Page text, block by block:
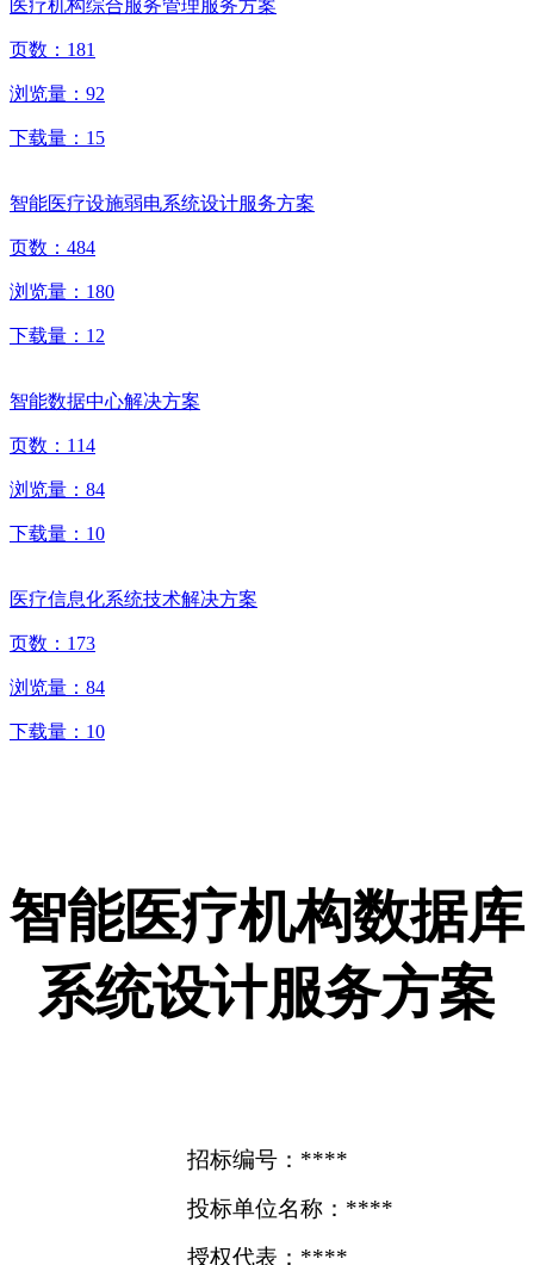
医疗机构综合服务管理服务方案
页数： 181
浏览量： 92
下载量： 15
智能医疗设施弱电系统设计服务方案
页数： 484
浏览量： 180
下载量： 12
智能数据中心解决方案
页数： 114
浏览量： 84
下载量： 10
医疗信息化系统技术解决方案
页数： 173
浏览量： 84
下载量： 10
智能医疗机构数据库
系统设计服务方案
招标编号：****
投标单位名称：****
授权代表：****